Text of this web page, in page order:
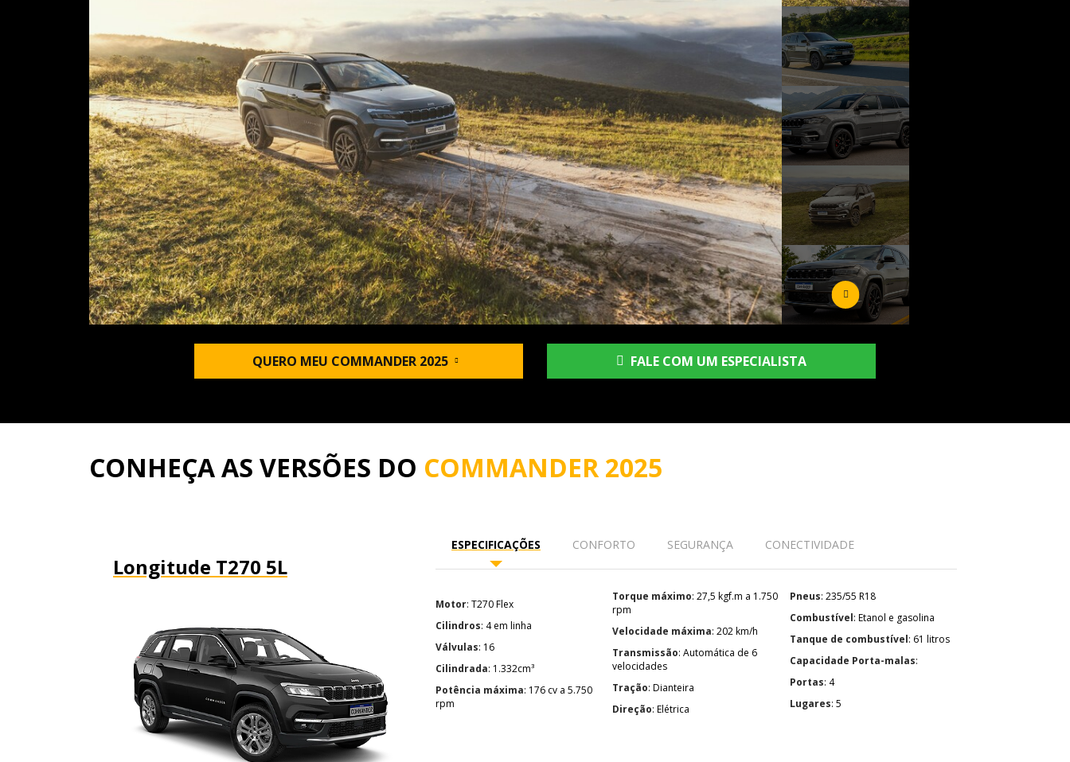
QUERO MEU COMMANDER 2025 FALE COM UM ESPECIALISTA
CONHEÇA AS VERSÕES DO COMMANDER 2025
Longitude T270 5L
ESPECIFICAÇÕES CONFORTO SEGURANÇA CONECTIVIDADE
Motor : T270 Flex
Cilindros : 4 em linha
Válvulas : 16
Cilindrada : 1.332cm³
Potência máxima: 176 cv a 5.750
rpm
Torque máximo: 27,5 kgf.m a 1.750
rpm
Velocidade máxima : 202 km/h
Transmissão: Automática de 6
velocidades
Tração : Dianteira
Direção : Elétrica
Pneus : 235/55 R18
Combustível : Etanol e gasolina
Tanque de combustível : 61 litros
Capacidade Porta-malas:
Portas : 4
Lugares : 5